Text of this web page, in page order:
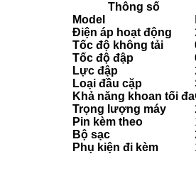
Thông số
Model
Điện áp hoạt động
Tốc độ không tải
Tốc độ đập
Lực đập
Loại đầu cặp
Khả năng khoan tối đa
Trọng lượng máy
Pin kèm theo
Bộ sạc
Phụ kiện đi kèm